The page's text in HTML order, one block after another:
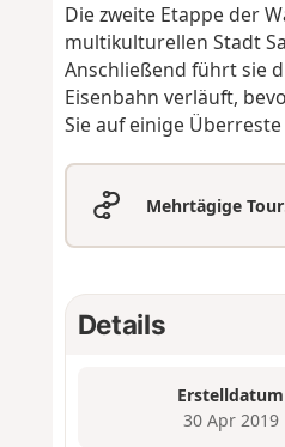
Die zweite Etappe der
multikulturellen Stadt
Anschließend führt sie
Eisenbahn verläuft,
Sie auf einige
Mehrtägige
Details
Erstelldatum
30 Apr 2019